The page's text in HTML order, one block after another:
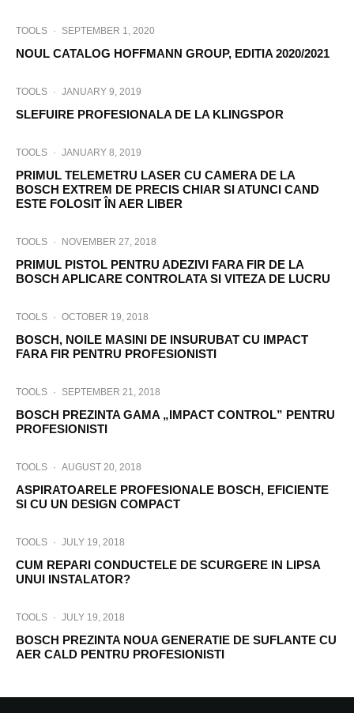
TOOLS · SEPTEMBER 1, 2020
NOUL CATALOG HOFFMANN GROUP, EDITIA 2020/2021
TOOLS · JANUARY 9, 2019
SLEFUIRE PROFESIONALA DE LA KLINGSPOR
TOOLS · JANUARY 8, 2019
PRIMUL TELEMETRU LASER CU CAMERA DE LA
BOSCH EXTREM DE PRECIS CHIAR SI ATUNCI CAND
ESTE FOLOSIT ÎN AER LIBER
TOOLS · NOVEMBER 27, 2018
PRIMUL PISTOL PENTRU ADEZIVI FARA FIR DE LA
BOSCH APLICARE CONTROLATA SI VITEZA DE LUCRU
TOOLS · OCTOBER 19, 2018
BOSCH, NOILE MASINI DE INSURUBAT CU IMPACT
FARA FIR PENTRU PROFESIONISTI
TOOLS · SEPTEMBER 21, 2018
BOSCH PREZINTA GAMA „IMPACT CONTROL” PENTRU
PROFESIONISTI
TOOLS · AUGUST 20, 2018
ASPIRATOARELE PROFESIONALE BOSCH, EFICIENTE
SI CU UN DESIGN COMPACT
TOOLS · JULY 19, 2018
CUM REPARI CONDUCTELE DE SCURGERE IN LIPSA
UNUI INSTALATOR?
TOOLS · JULY 19, 2018
BOSCH PREZINTA NOUA GENERATIE DE SUFLANTE CU
AER CALD PENTRU PROFESIONISTI